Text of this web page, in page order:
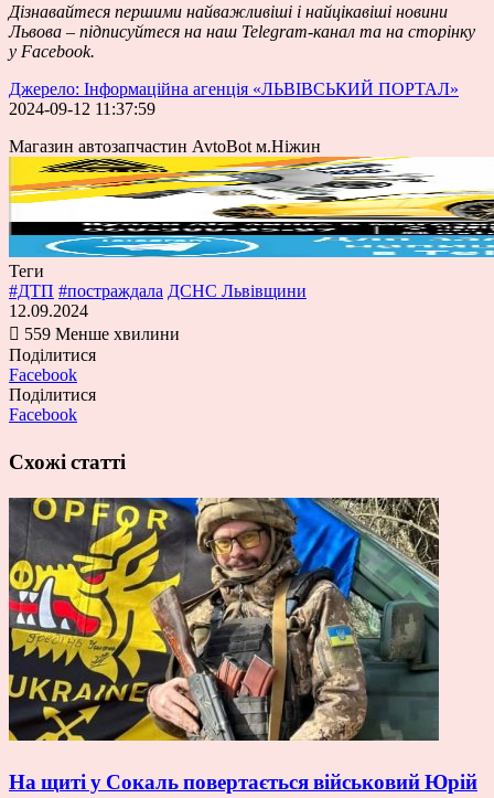
Дізнавайтеся першими найважливіші і найцікавіші новини
Львова – підписуйтеся на наш Telegram-канал та на сторінку
у Facebook.
Джерело: Інформаційна агенція «ЛЬВІВСЬКИЙ ПОРТАЛ»
2024-09-12 11:37:59
Магазин автозапчастин AvtoBot м.Ніжин
Теги
#ДТП #постраждала ДСНС Львівщини
12.09.2024
559 Менше хвилини
Поділитися
Facebook
Поділитися
Facebook
Схожі статті
На щиті у Сокаль повертається військовий Юрій